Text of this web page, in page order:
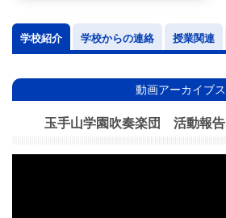
学校紹介 学校からの連絡 授業関連
動画アーカイブス
玉手山学園吹奏楽団 活動報告